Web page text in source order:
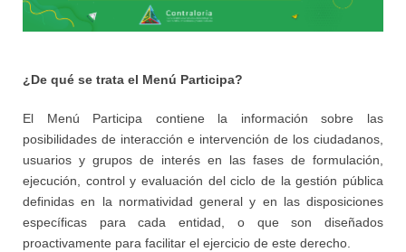
¿De qué se trata el Menú Participa?
El Menú Participa contiene la información sobre las
posibilidades de interacción e intervención de los ciudadanos,
usuarios y grupos de interés en las fases de formulación,
ejecución, control y evaluación del ciclo de la gestión pública
definidas en la normatividad general y en las disposiciones
específicas para cada entidad, o que son diseñados
proactivamente para facilitar el ejercicio de este derecho.